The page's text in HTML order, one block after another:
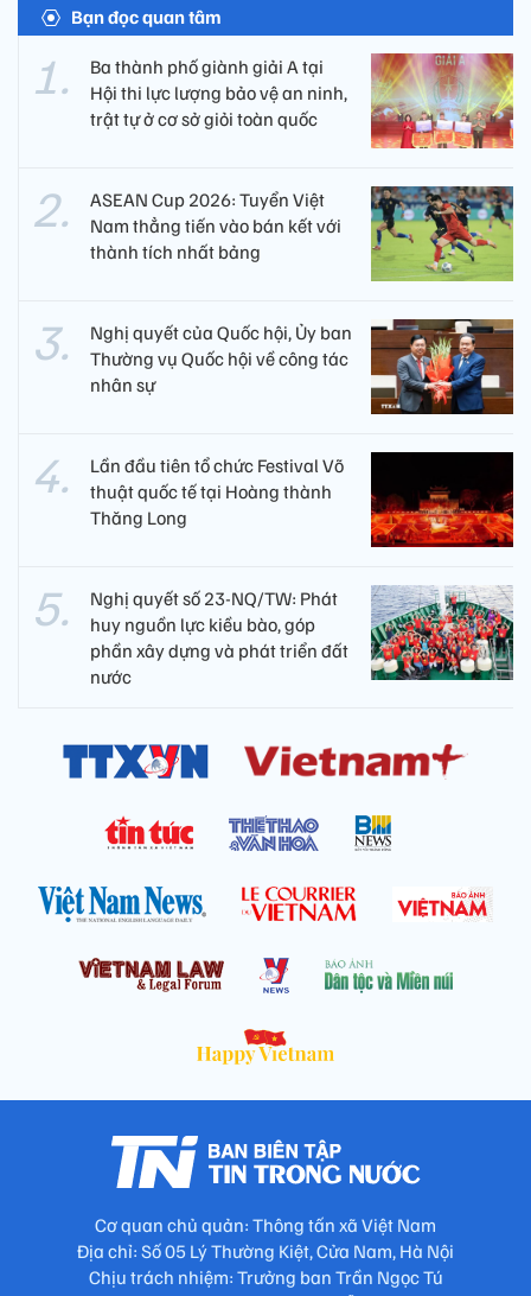
Bạn đọc quan tâm
Ba thành phố giành giải A tại
Hội thi lực lượng bảo vệ an ninh,
trật tự ở cơ sở giỏi toàn quốc
ASEAN Cup 2026: Tuyển Việt
Nam thẳng tiến vào bán kết với
thành tích nhất bảng
Nghị quyết của Quốc hội, Ủy ban
Thường vụ Quốc hội về công tác
nhân sự
Lần đầu tiên tổ chức Festival Võ
thuật quốc tế tại Hoàng thành
Thăng Long
Nghị quyết số 23-NQ/TW: Phát
huy nguồn lực kiều bào, góp
phần xây dựng và phát triển đất
nước
Cơ quan chủ quản: Thông tấn xã Việt Nam
Địa chỉ: Số 05 Lý Thường Kiệt, Cửa Nam, Hà Nội
Chịu trách nhiệm: Trưởng ban Trần Ngọc Tú